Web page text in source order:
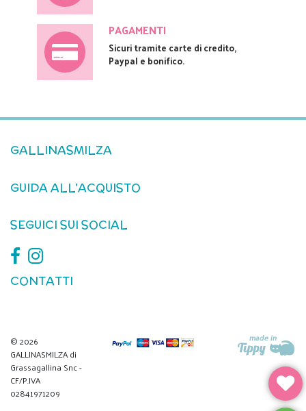
PAGAMENTI
Sicuri tramite carte di credito,
Paypal e bonifico.
GALLINASMILZA
GUIDA ALL'ACQUISTO
SEGUICI SUI SOCIAL
CONTATTI
© 2026
GALLINASMILZA di
Grassagallina Snc -
CF/P.IVA
02841971209